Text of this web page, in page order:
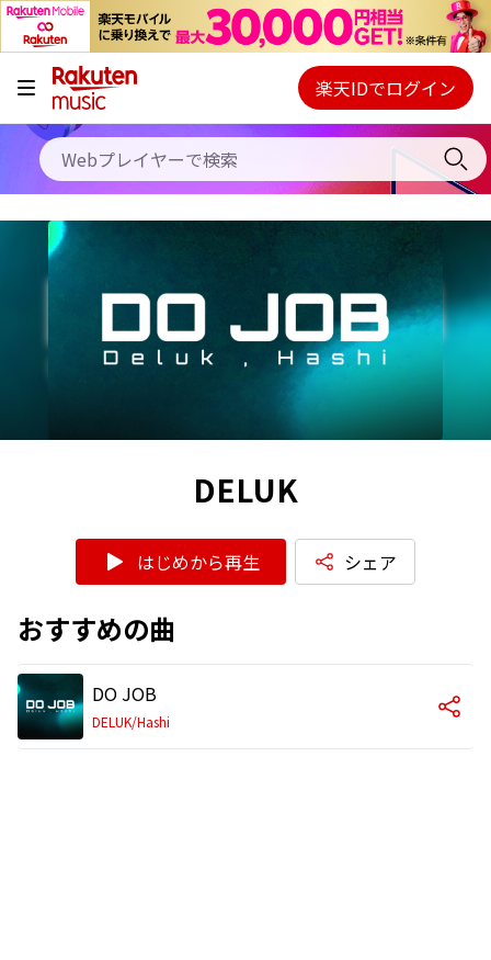
キャンペーン
料金プラン
使い方
初回30日間無料お試し
Webプレイヤー
ご契約内容の確認・変更
楽天IDでログイン
DELUK
はじめから再生 シェア
おすすめの曲
DO JOB
DELUK/Hashi